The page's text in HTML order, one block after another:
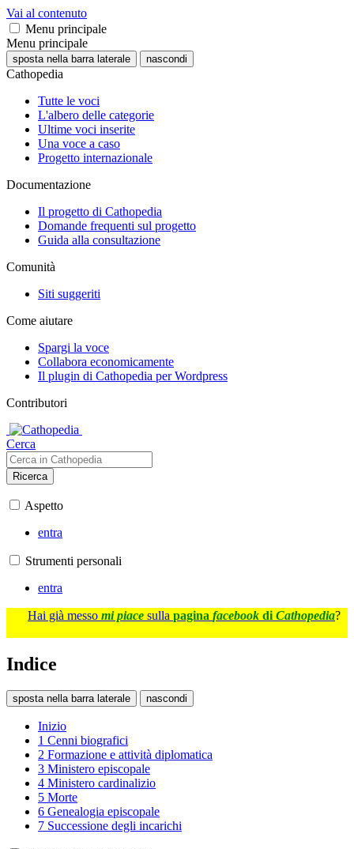
Vai al contenuto
Menu principale
Menu principale
sposta nella barra laterale nascondi
Cathopedia
Tutte le voci
L'albero delle categorie
Ultime voci inserite
Una voce a caso
Progetto internazionale
Documentazione
Il progetto di Cathopedia
Domande frequenti sul progetto
Guida alla consultazione
Comunità
Siti suggeriti
Come aiutare
Spargi la voce
Collabora economicamente
Il plugin di Cathopedia per Wordpress
Contributori
Cerca
Ricerca
Aspetto
entra
Strumenti personali
entra
Hai già messo mi piace sulla pagina facebook di Cathopedia?
Indice
sposta nella barra laterale nascondi
Inizio
1 Cenni biografici
2 Formazione e attività diplomatica
3 Ministero episcopale
4 Ministero cardinalizio
5 Morte
6 Genealogia episcopale
7 Successione degli incarichi